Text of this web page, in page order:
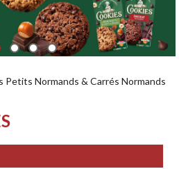
Petits Normands & Carrés Normands